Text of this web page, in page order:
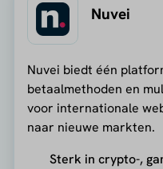
Nuvei
Nuvei biedt één
betaalmethoden en
voor internationale
naar nieuwe markten.
Sterk in crypto-,